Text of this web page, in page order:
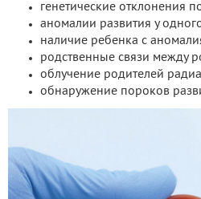
генетические отклонения
аномалии развития у
наличие ребенка с
родственные связи между
облучение родителей
обнаружение пороков